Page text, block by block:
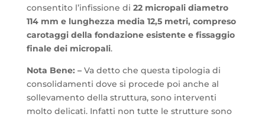
consentito l’infissione di 22 micropali diametro
114 mm e lunghezza media 12,5 metri, compreso
carotaggi della fondazione esistente e fissaggio
finale dei micropali.
Nota Bene: –Va detto che questa tipologia di
consolidamenti dove si procede poi anche al
sollevamento della struttura, sono interventi
molto delicati. Infatti non tutte le strutture sono